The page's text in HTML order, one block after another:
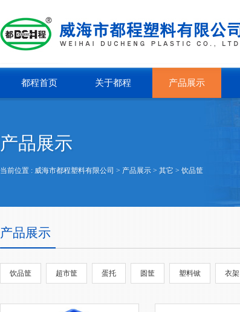
都程首页 关于都程 产品展示
产品展示
当前位置 : 威海市都程塑料有限公司 > 产品展示 > 其它 > 饮品筐
产品展示
饮品筐 超市筐 蛋托 圆筐 塑料锨 衣架